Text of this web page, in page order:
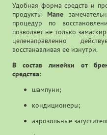
Удобная форма средств и
продукты Mane
процедур по
позволяет не только
целенаправленно
восстанавливая ее изнутри.
В состав линейки от
средства:
шампуни;
кондиционеры;
аэрозольные